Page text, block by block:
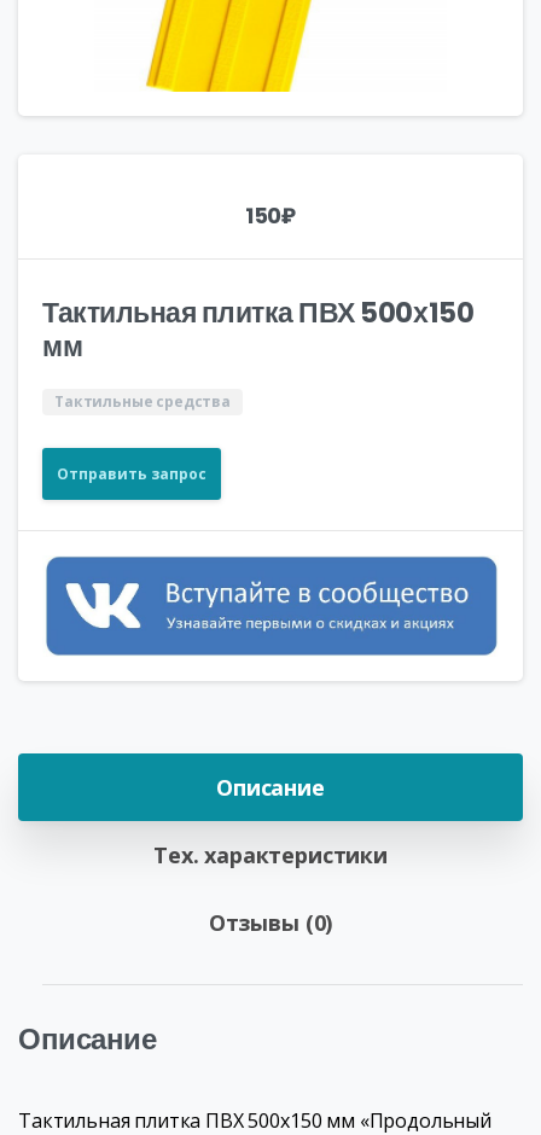
150₽
Тактильная плитка ПВХ 500х150
мм
Тактильные средства
Отправить запрос
Описание
Тех. характеристики
Отзывы (0)
Описание
Тактильная плитка ПВХ 500х150 мм «Продольный